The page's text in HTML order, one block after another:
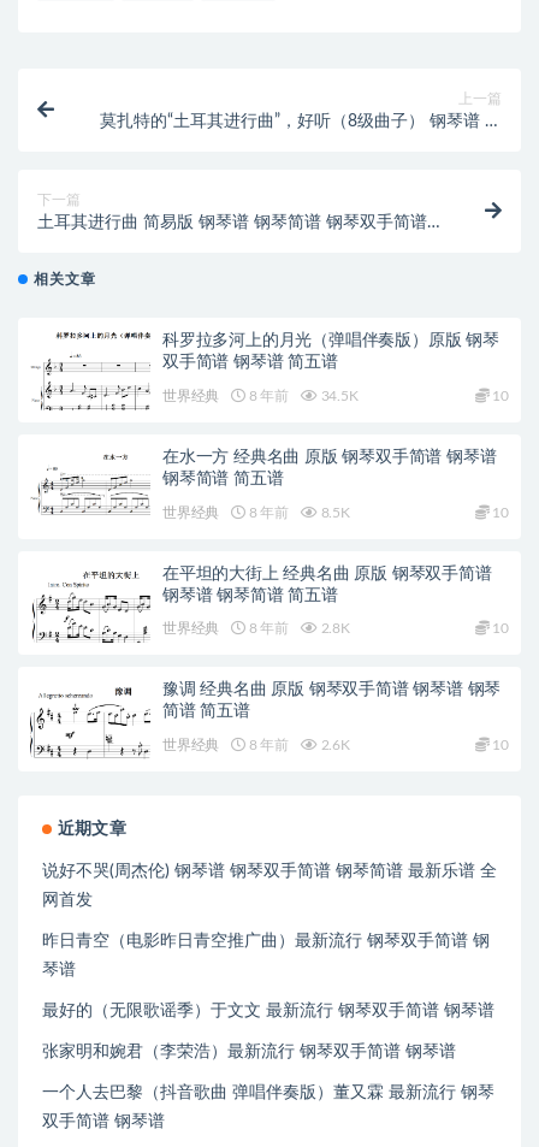
上一篇
莫扎特的“土耳其进行曲”，好听（8级曲子） 钢琴谱 钢
下一篇
土耳其进行曲 简易版 钢琴谱 钢琴简谱 钢琴双手简谱
相关文章
科罗拉多河上的月光（弹唱伴奏版）原版 钢琴
双手简谱 钢琴谱 简五谱
世界经典 8 年前 34.5K 10
在水一方 经典名曲 原版 钢琴双手简谱 钢琴谱
钢琴简谱 简五谱
世界经典 8 年前 8.5K 10
在平坦的大街上 经典名曲 原版 钢琴双手简谱
钢琴谱 钢琴简谱 简五谱
世界经典 8 年前 2.8K 10
豫调 经典名曲 原版 钢琴双手简谱 钢琴谱 钢琴
简谱 简五谱
世界经典 8 年前 2.6K 10
近期文章
说好不哭(周杰伦) 钢琴谱 钢琴双手简谱 钢琴简谱 最新乐谱 全
网首发
昨日青空（电影昨日青空推广曲）最新流行 钢琴双手简谱 钢
琴谱
最好的（无限歌谣季）于文文 最新流行 钢琴双手简谱 钢琴谱
张家明和婉君（李荣浩）最新流行 钢琴双手简谱 钢琴谱
一个人去巴黎（抖音歌曲 弹唱伴奏版）董又霖 最新流行 钢琴
双手简谱 钢琴谱